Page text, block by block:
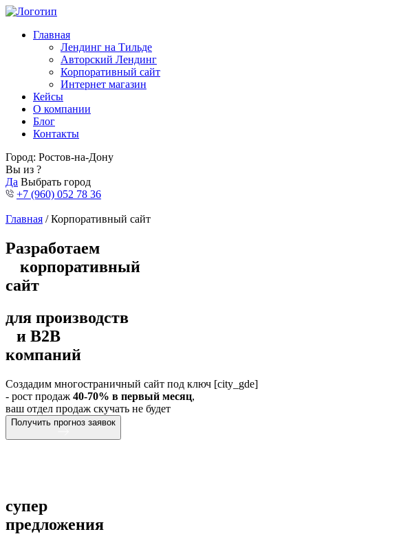
Главная
Лендинг на Тильде
Авторский Лендинг
Корпоративный сайт
Интернет магазин
Кейсы
О компании
Блог
Контакты
Город: Ростов-на-Дону
Вы из ?
Да Выбрать город
+7 (960) 052 78 36
Главная / Корпоративный сайт
Разработаем
корпоративный
сайт
для производств
и В2В
компаний
Создадим многостраничный сайт под ключ [city_gde]
- рост продаж 40-70% в первый месяц,
ваш отдел продаж скучать не будет
Получить прогноз заявок
супер
предложения